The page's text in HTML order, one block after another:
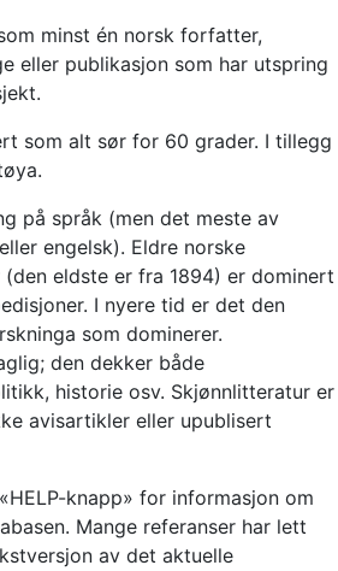
minst én norsk forfatter,
eller publikasjon som har utspring
som alt sør for 60 grader. I tillegg
på språk (men det meste av
engelsk). Eldre norske
eldste er fra 1894) er dominert
I nyere tid er det den
som dominerer.
den dekker både
historie osv. Skjønnlitteratur er
avisartikler eller upublisert
knapp» for informasjon om
Mange referanser har lett
av det aktuelle